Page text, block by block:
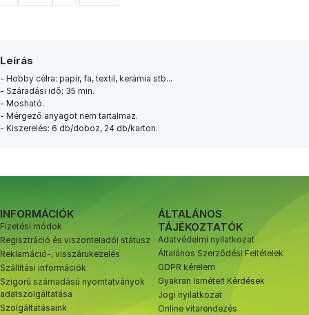
Leírás
- Hobby célra: papír, fa, textil, kerámia stb...
- Száradási idő: 35 min.
- Mosható.
- Mérgező anyagot nem tartalmaz.
- Kiszerelés: 6 db/doboz, 24 db/karton.
INFORMÁCIÓK
Fizetési módok
Regisztráció és viszonteladói státusz
Reklamáció-, visszárukezelés
Szállítási információk
Szigorú számadású nyomtatványok
adatszolgáltatása
Szolgáltatásaink
ÁLTALÁNOS
TÁJÉKOZTATÓK
Adatvédelmi nyilatkozat
Általános Szerződési Feltételek
GDPR kérelem
Gyakran Ismételt Kérdések
Jogi nyilatkozat
Online vitarendezés